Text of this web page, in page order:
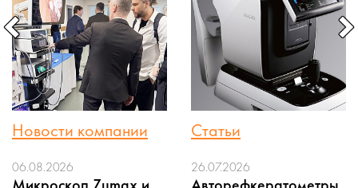
Новости компании
06.08.2026
Статьи
26.07.2026